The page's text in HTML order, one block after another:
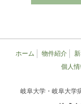
ホーム 物件紹介
個人
岐阜大学・岐阜大学